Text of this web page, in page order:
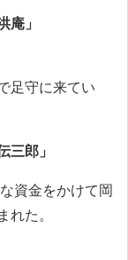
庵」
足守に来てい
三郎」
資金をかけて岡
れた。